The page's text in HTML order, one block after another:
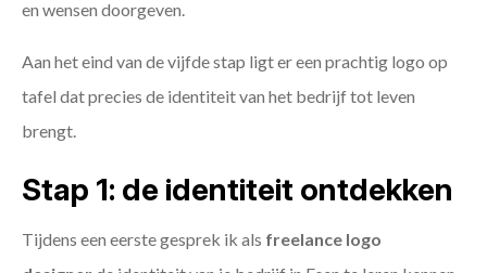
en wensen doorgeven.
Aan het eind van de vijfde stap ligt er een prachtig logo op
tafel dat precies de identiteit van het bedrijf tot leven
brengt.
Stap 1: de identiteit ontdekken
Tijdens een eerste gesprek ik als freelance logo